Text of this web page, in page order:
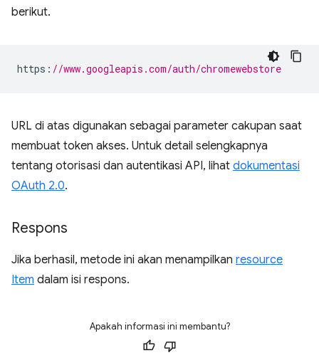
berikut.
https : //www.googleapis.com/auth/chromewebstore
URL di atas digunakan sebagai parameter cakupan saat
membuat token akses. Untuk detail selengkapnya
tentang otorisasi dan autentikasi API, lihat dokumentasi
OAuth 2.0.
Respons
Jika berhasil, metode ini akan menampilkan resource
Item dalam isi respons.
Apakah informasi ini membantu?